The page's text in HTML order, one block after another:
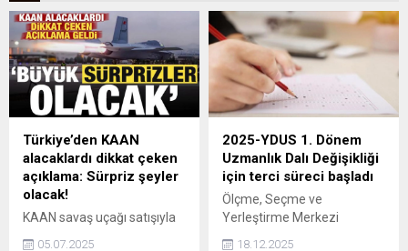
Türkiye’den KAAN
alacaklardı dikkat çeken
açıklama: Sürpriz şeyler
olacak!
KAAN savaş uçağı satışıyla
05.07.2025
2025-YDUS 1. Dönem
Uzmanlık Dalı Değişikliği
için terci süreci başladı
Ölçme, Seçme ve
Yerleştirme Merkezi
18.12.2025